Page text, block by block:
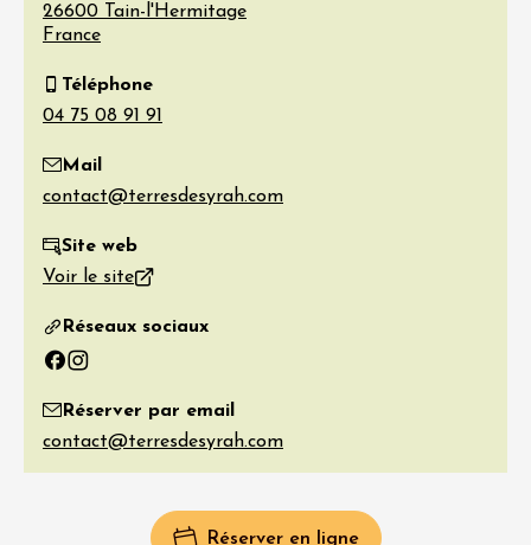
26600 Tain-l'Hermitage
France
Téléphone
Mail
Site web
Voir le site
Réseaux sociaux
Facebook
Instagram
Réserver par email
Réserver en ligne